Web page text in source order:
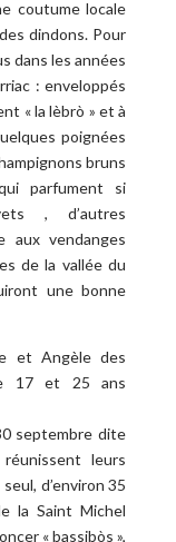
coutume locale
dindons. Pour
dans les années
: enveloppés
« la lèbrò » et à
poignées
bruns
parfument si
, d’autres
aux vendanges
de la vallée du
une bonne
et Angèle des
17 et 25 ans
septembre dite
leurs
d’environ 35
la Saint Michel
« bassibòs »,